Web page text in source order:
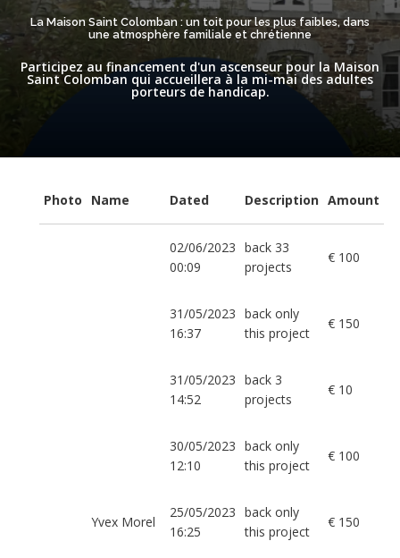
La Maison Saint Colomban : un toit pour les plus faibles, dans
une atmosphère familiale et chrétienne
Participez au financement d'un ascenseur pour la Maison
Saint Colomban qui accueillera à la mi-mai des adultes
porteurs de handicap.
Photo Name Dated Description Amount
02/06/2023
00:09
back 33
projects
€ 100
31/05/2023
16:37
back only
this project
€ 150
31/05/2023
14:52
back 3
projects
€ 10
30/05/2023
12:10
back only
this project
€ 100
Yvex Morel
25/05/2023
16:25
back only
this project
€ 150